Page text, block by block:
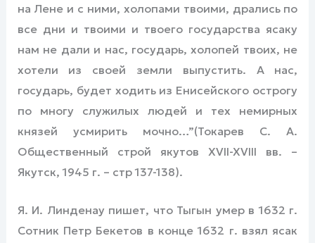
на Лене и с ними, холопами твоими, дрались по
все дни и твоими и твоего государства ясаку
нам не дали и нас, государь, холопей твоих, не
хотели из своей земли выпустить. А нас,
государь, будет ходить из Енисейского острогу
по многу служилых людей и тех немирных
князей усмирить мочно…”(Токарев С. А.
Общественный строй якутов XVII-XVIII вв. –
Якутск, 1945 г. – стр 137-138).
Я. И. Линденау пишет, что Тыгын умер в 1632 г.
Сотник Петр Бекетов в конце 1632 г. взял ясак